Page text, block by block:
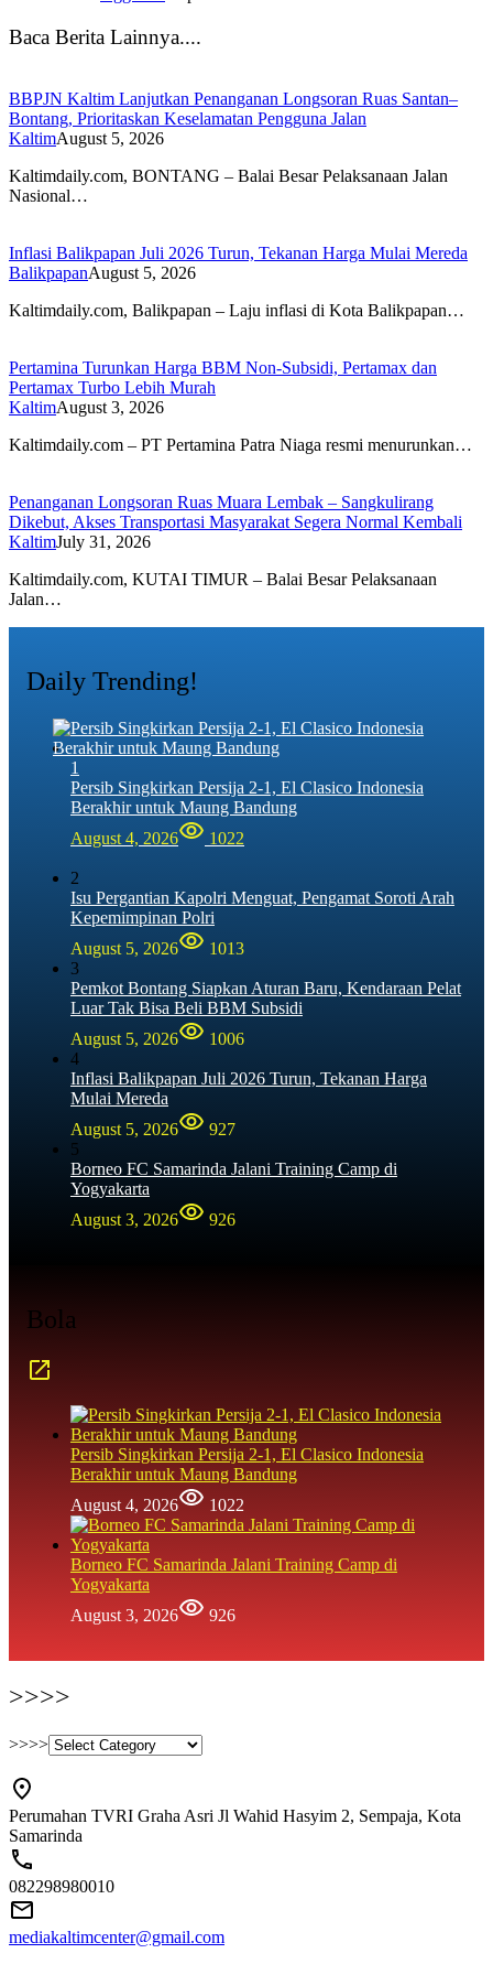
Baca Berita Lainnya....
BBPJN Kaltim Lanjutkan Penanganan Longsoran Ruas Santan–
Bontang, Prioritaskan Keselamatan Pengguna Jalan
KaltimAugust 5, 2026
Kaltimdaily.com, BONTANG – Balai Besar Pelaksanaan Jalan
Nasional…
Inflasi Balikpapan Juli 2026 Turun, Tekanan Harga Mulai Mereda
BalikpapanAugust 5, 2026
Kaltimdaily.com, Balikpapan – Laju inflasi di Kota Balikpapan…
Pertamina Turunkan Harga BBM Non-Subsidi, Pertamax dan
Pertamax Turbo Lebih Murah
KaltimAugust 3, 2026
Kaltimdaily.com – PT Pertamina Patra Niaga resmi menurunkan…
Penanganan Longsoran Ruas Muara Lembak – Sangkulirang
Dikebut, Akses Transportasi Masyarakat Segera Normal Kembali
KaltimJuly 31, 2026
Kaltimdaily.com, KUTAI TIMUR – Balai Besar Pelaksanaan
Jalan…
Daily Trending!
1
Persib Singkirkan Persija 2-1, El Clasico Indonesia
Berakhir untuk Maung Bandung
August 4, 2026
1022
2
Isu Pergantian Kapolri Menguat, Pengamat Soroti Arah
Kepemimpinan Polri
August 5, 2026
1013
3
Pemkot Bontang Siapkan Aturan Baru, Kendaraan Pelat
Luar Tak Bisa Beli BBM Subsidi
August 5, 2026
1006
4
Inflasi Balikpapan Juli 2026 Turun, Tekanan Harga
Mulai Mereda
August 5, 2026
927
5
Borneo FC Samarinda Jalani Training Camp di
Yogyakarta
August 3, 2026
926
Bola
Persib Singkirkan Persija 2-1, El Clasico Indonesia
Berakhir untuk Maung Bandung
August 4, 2026
1022
Borneo FC Samarinda Jalani Training Camp di
Yogyakarta
August 3, 2026
926
>>>>
>>>>
Perumahan TVRI Graha Asri Jl Wahid Hasyim 2, Sempaja, Kota
Samarinda
082298980010
mediakaltimcenter@gmail.com